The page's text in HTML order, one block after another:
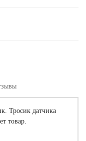
Тросик датчика
товар.